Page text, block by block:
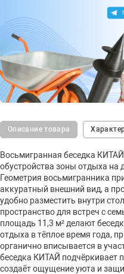
Описание товара
Восьмигранная беседка
обустройства зоны отдыха на
Геометрия восьмигранника
аккуратный внешний вид, а
удобно разместить внутри
пространство для встреч с
площадь 11,3 м² делают
отдыха в тёплое время года,
органично вписывается в
беседка КИТАЙ подчёркивает
создаёт ощущение уюта и